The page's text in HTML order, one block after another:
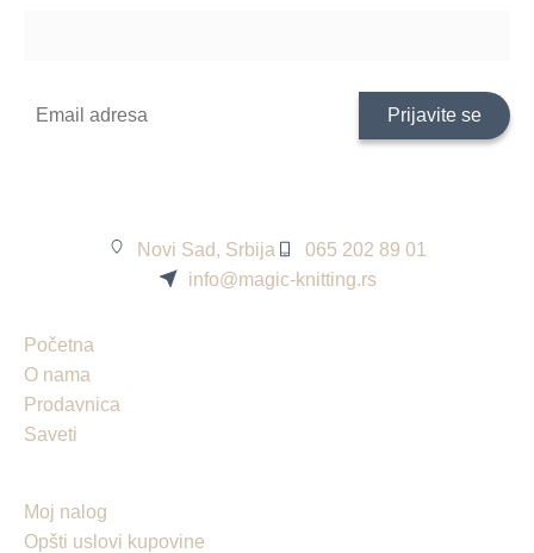
Novi Sad, Srbija
065 202 89 01
info@magic-knitting.rs
Početna
O nama
Prodavnica
Saveti
Moj nalog
Opšti uslovi kupovine